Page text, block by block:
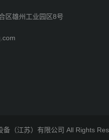
区雄州工业园区8号
备（江苏）有限公司 All Rights